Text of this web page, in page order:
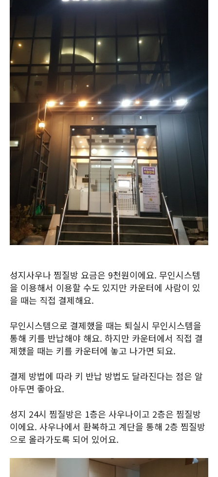
성지사우나 찜질방 요금은 9천원이에요. 무인시스템
을 이용해서 이용할 수도 있지만 카운터에 사람이 있
을 때는 직접 결제해요.
무인시스템으로 결제했을 때는 퇴실시 무인시스템을
통해 키를 반납해야 해요. 하지만 카운터에서 직접 결
제했을 때는 키를 카운터에 놓고 나가면 되요.
결제 방법에 따라 키 반납 방법도 달라진다는 점은 알
아두면 좋아요.
성지 24시 찜질방은 1층은 사우나이고 2층은 찜질방
이에요. 사우나에서 환복하고 계단을 통해 2층 찜질방
으로 올라가도록 되어 있어요.